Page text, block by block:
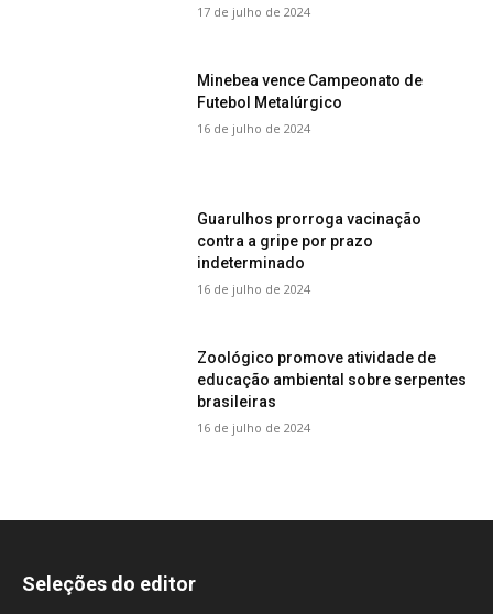
17 de julho de 2024
Minebea vence Campeonato de
Futebol Metalúrgico
16 de julho de 2024
Guarulhos prorroga vacinação
contra a gripe por prazo
indeterminado
16 de julho de 2024
Zoológico promove atividade de
educação ambiental sobre serpentes
brasileiras
16 de julho de 2024
Seleções do editor